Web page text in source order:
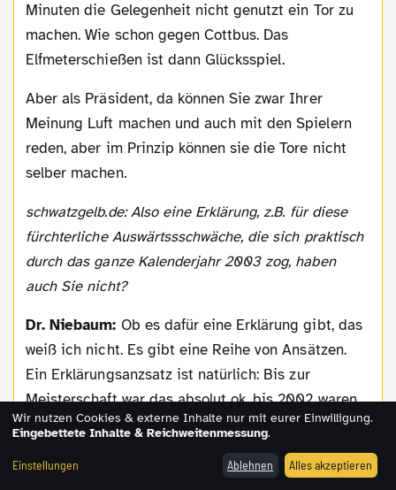
Minuten die Gelegenheit nicht genutzt ein Tor zu
machen. Wie schon gegen Cottbus. Das
Elfmeterschießen ist dann Glücksspiel.
Aber als Präsident, da können Sie zwar Ihrer
Meinung Luft machen und auch mit den Spielern
reden, aber im Prinzip können sie die Tore nicht
selber machen.
schwatzgelb.de: Also eine Erklärung, z.B. für diese
fürchterliche Auswärtssschwäche, die sich praktisch
durch das ganze Kalenderjahr 2003 zog, haben
auch Sie nicht?
Dr. Niebaum: Ob es dafür eine Erklärung gibt, das
weiß ich nicht. Es gibt eine Reihe von Ansätzen.
Ein Erklärungsanzsatz ist natürlich: Bis zur
Meisterschaft war das absolut ok, bis 2002 waren
wir ja auswärts die erfolgreichste Mannschaft,
sonst hätten sie auch nicht Meister werden
können...
Wir nutzen Cookies & externe Inhalte nur mit eurer Einwilligung.
Eingebettete Inhalte & Reichweitenmessung.
Einstellungen Ablehnen Alles akzeptieren